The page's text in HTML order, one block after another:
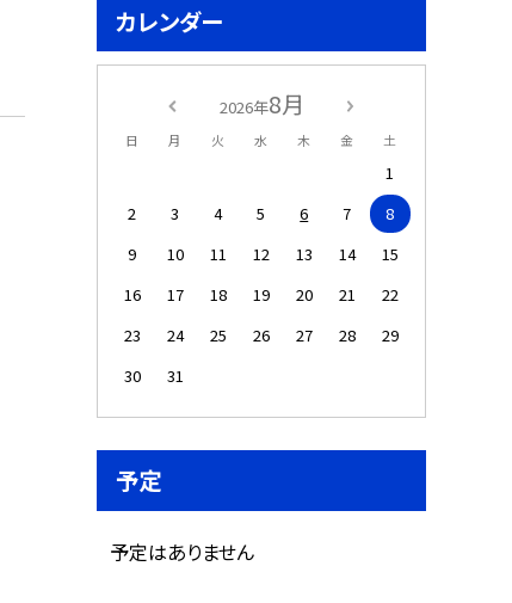
カレンダー
2026年8月
日 月 火 水 木 金 土
1
2
3 4 5 6 7
8
9
10 11 12 13 14
15
16
17 18 19 20 21
22
23
24 25 26 27 28
29
30
31
予定
予定はありません